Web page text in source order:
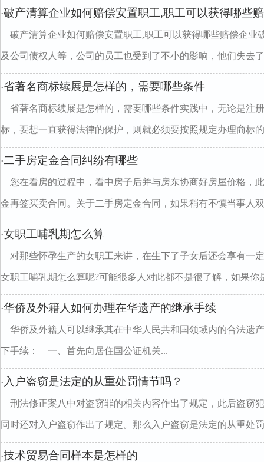
·破产清算企业如何赔偿安置职工,职工可以获得哪些
破产清算企业如何赔偿安置职工,职工可以获得哪些赔偿企业
及公司债权人等，公司的员工也受到了不小的影响，他们失去
·省著名商标续展是怎样的，需要哪些条件
省著名商标续展是怎样的，需要哪些条件实践中，无论是注
标，要想一直获得法律的保护，则就必须要按照规定办理商标
·二手房定金合同纠纷有哪些
您在看房的过程中，看中房子后并与房东协商好房屋价格，
金再签买卖合同。关于二手房定金合同，如果稍有不慎当事人
·女职工哺乳期怎么算
对那些怀孕生产的女职工来讲，在生下了子女后还会享有一
女职工哺乳期怎么算呢?可能很多人对此都不是很了解，如果你
·华侨及外籍人如何办理在华遗产的继承手续
华侨及外籍人可以继承其在中华人民共和国领域内的合法遗
下手续： 一、首先向居住国公证机关...
· 入户盗窃是法定的从重处罚情节吗？
刑法修正案八中对盗窃罪的相关内容作出了规定，此后盗窃
同时还对入户盗窃作出了规定。那么入户盗窃是法定的从重处
·技术贸易合同样本是怎样的